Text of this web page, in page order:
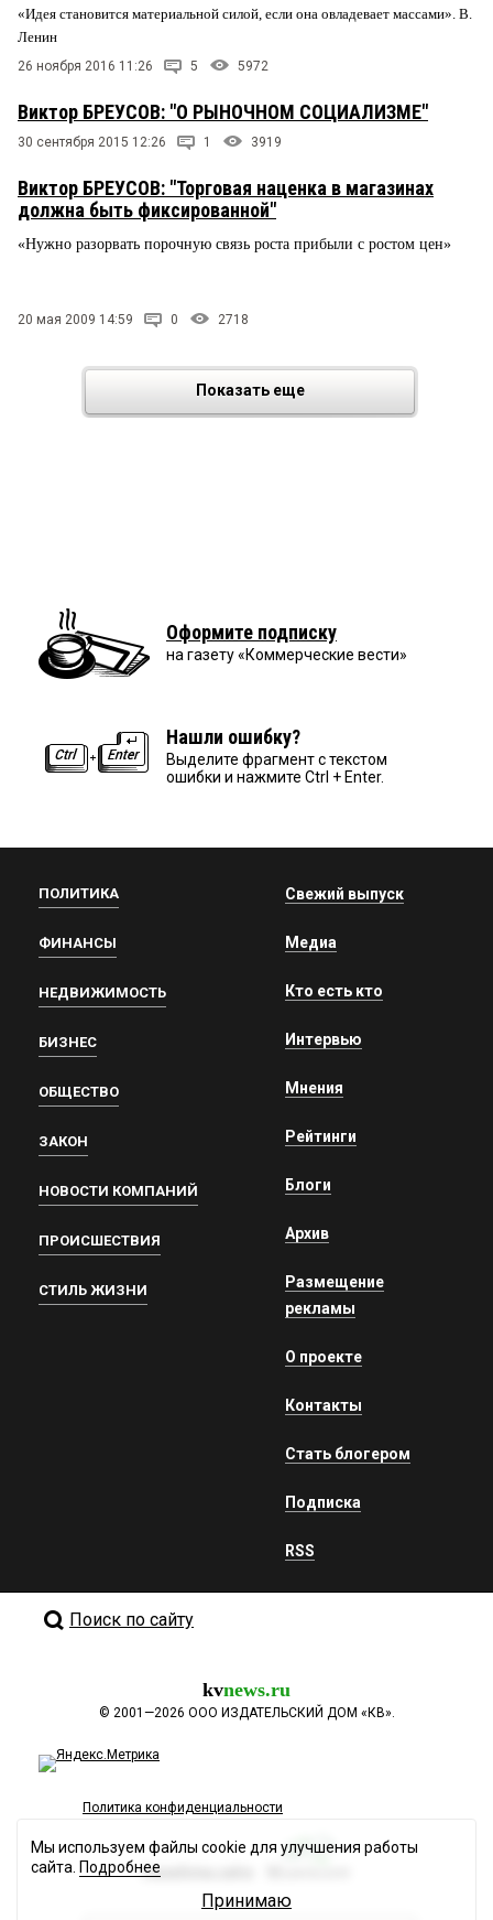
«Идея становится материальной силой, если она овладевает массами». В.
Ленин
26 ноября 2016 11:26 5 5972
Виктор БРЕУСОВ: "О РЫНОЧНОМ СОЦИАЛИЗМЕ"
30 сентября 2015 12:26 1 3919
Виктор БРЕУСОВ: "Торговая наценка в магазинах
должна быть фиксированной"
«Нужно разорвать порочную связь роста прибыли с ростом цен»
20 мая 2009 14:59 0 2718
Показать еще
Оформите подписку
на газету «Коммерческие вести»
Нашли ошибку?
Выделите фрагмент с текстом
ошибки и нажмите Ctrl + Enter.
ПОЛИТИКА
ФИНАНСЫ
НЕДВИЖИМОСТЬ
БИЗНЕС
ОБЩЕСТВО
ЗАКОН
НОВОСТИ КОМПАНИЙ
ПРОИСШЕСТВИЯ
СТИЛЬ ЖИЗНИ
Свежий выпуск
Медиа
Кто есть кто
Интервью
Мнения
Рейтинги
Блоги
Архив
Размещение
рекламы
О проекте
Контакты
Стать блогером
Подписка
RSS
Поиск по сайту
kvnews.ru
© 2001—2026 ООО ИЗДАТЕЛЬСКИЙ ДОМ «КВ».
Политика конфиденциальности
Разработка сайта
Мы используем файлы cookie для улучшения работы
сайта. Подробнее
Принимаю